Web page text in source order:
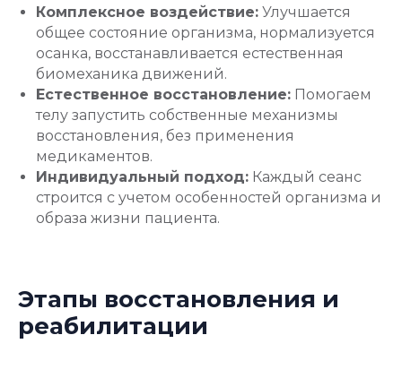
Комплексное воздействие: Улучшается
общее состояние организма, нормализуется
осанка, восстанавливается естественная
биомеханика движений.
Естественное восстановление: Помогаем
телу запустить собственные механизмы
восстановления, без применения
медикаментов.
Индивидуальный подход: Каждый сеанс
строится с учетом особенностей организма и
образа жизни пациента.
Этапы восстановления и
реабилитации